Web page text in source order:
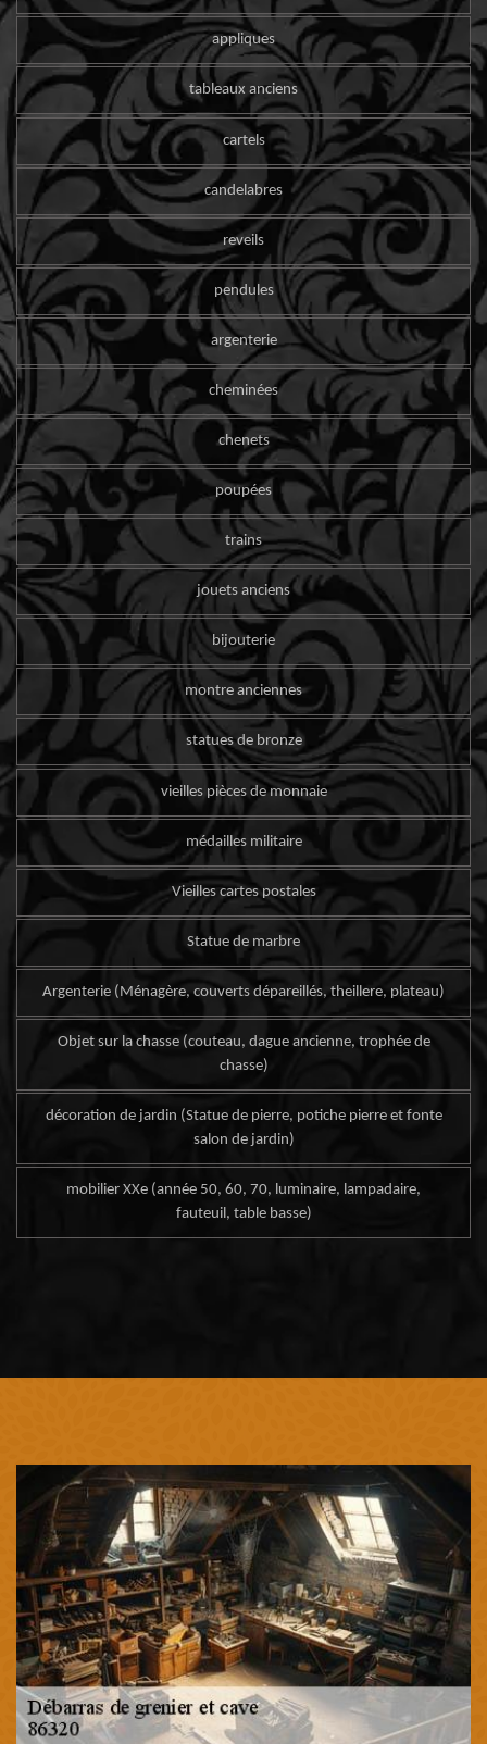
appliques
tableaux anciens
cartels
candelabres
reveils
pendules
argenterie
cheminées
chenets
poupées
trains
jouets anciens
bijouterie
montre anciennes
statues de bronze
vieilles pièces de monnaie
médailles militaire
Vieilles cartes postales
Statue de marbre
Argenterie (Ménagère, couverts dépareillés, theillere, plateau)
Objet sur la chasse (couteau, dague ancienne, trophée de
chasse)
décoration de jardin (Statue de pierre, potiche pierre et fonte
salon de jardin)
mobilier XXe (année 50, 60, 70, luminaire, lampadaire,
fauteuil, table basse)